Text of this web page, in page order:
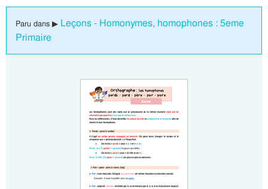
Paru dans ▶ Leçons - Homonymes, homophones : 5eme
Primaire